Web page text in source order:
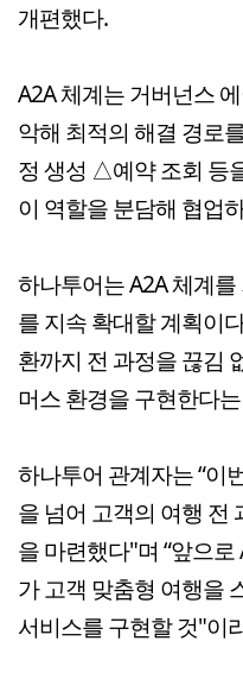
개편했다.
A2A 체계는 거버넌스
악해 최적의 해결 경로
정 생성 △예약 조회 등
이 역할을 분담해 협업
하나투어는 A2A 체계
를 지속 확대할 계획이
환까지 전 과정을 끊김
머스 환경을 구현한다
하나투어 관계자는 “이
을 넘어 고객의 여행 전
을 마련했다"며 “앞으
가 고객 맞춤형 여행을
서비스를 구현할 것"이